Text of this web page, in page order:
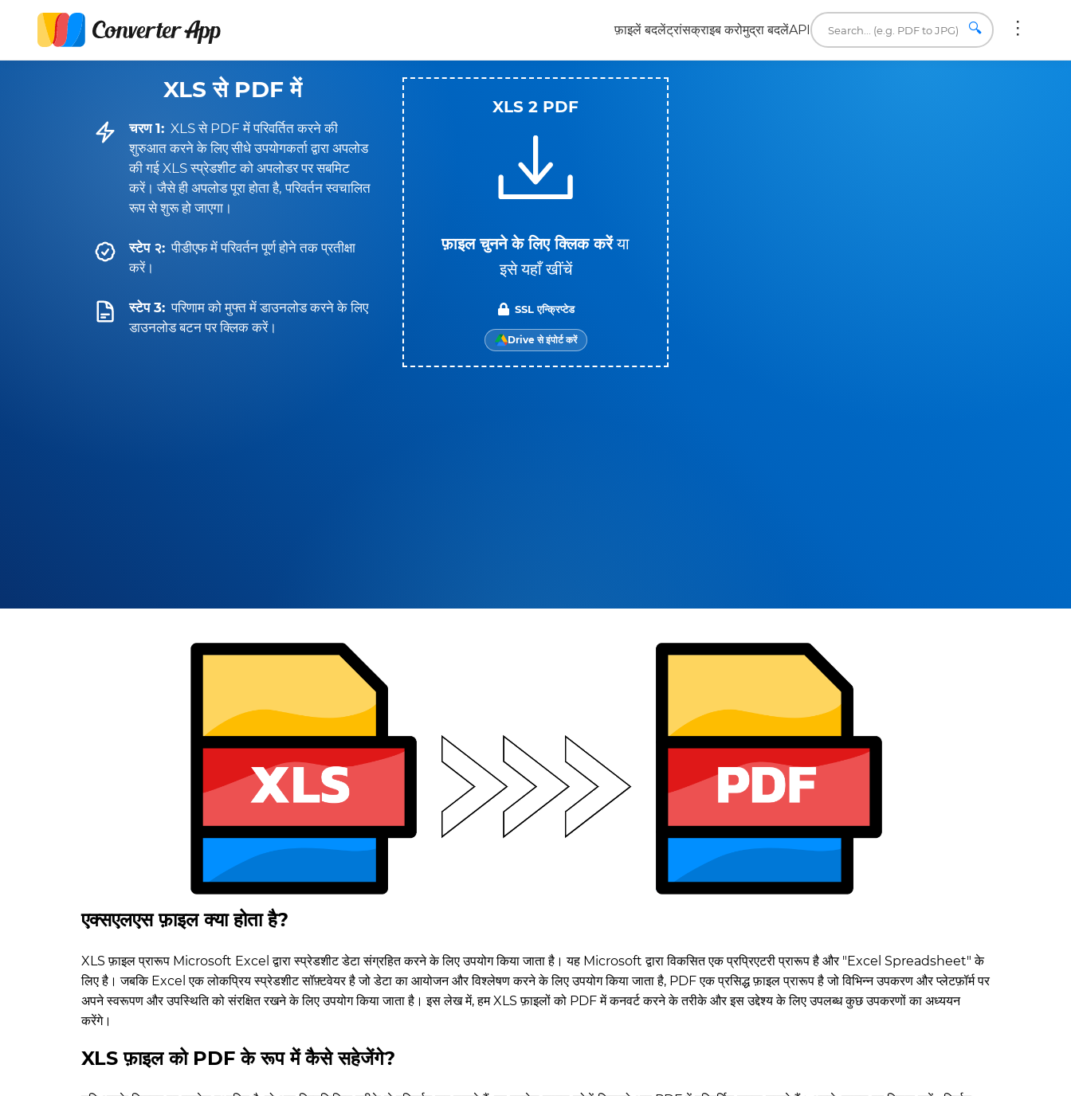
फ़ाइलें बदलेंट्रांसक्राइब करोमुद्रा बदलेंAPI 🔍
XLS से PDF में
चरण 1: XLS से PDF में परिवर्तित करने की
शुरुआत करने के लिए सीधे उपयोगकर्ता द्वारा अपलोड
की गई XLS स्प्रेडशीट को अपलोडर पर सबमिट
करें। जैसे ही अपलोड पूरा होता है, परिवर्तन स्वचालित
रूप से शुरू हो जाएगा।
स्टेप २: पीडीएफ में परिवर्तन पूर्ण होने तक प्रतीक्षा
करें।
स्टेप 3: परिणाम को मुफ्त में डाउनलोड करने के लिए
डाउनलोड बटन पर क्लिक करें।
XLS 2 PDF
फ़ाइल चुनने के लिए क्लिक करें या
इसे यहाँ खींचें
SSL एन्क्रिप्टेड
Drive से इंपोर्ट करें
एक्सएलएस फ़ाइल क्या होता है?
XLS फ़ाइल प्रारूप Microsoft Excel द्वारा स्प्रेडशीट डेटा संग्रहित करने के लिए उपयोग किया जाता है। यह Microsoft द्वारा विकसित एक प्रप्रिएटरी प्रारूप है और "Excel Spreadsheet" के
लिए है। जबकि Excel एक लोकप्रिय स्प्रेडशीट सॉफ़्टवेयर है जो डेटा का आयोजन और विश्लेषण करने के लिए उपयोग किया जाता है, PDF एक प्रसिद्ध फ़ाइल प्रारूप है जो विभिन्न उपकरण और प्लेटफ़ॉर्म पर
अपने स्वरूपण और उपस्थिति को संरक्षित रखने के लिए उपयोग किया जाता है। इस लेख में, हम XLS फ़ाइलों को PDF में कनवर्ट करने के तरीके और इस उद्देश्य के लिए उपलब्ध कुछ उपकरणों का अध्ययन
करेंगे।
XLS फ़ाइल को PDF के रूप में कैसे सहेजेंगे?